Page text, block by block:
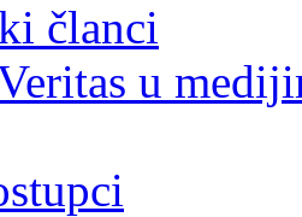
članci
u